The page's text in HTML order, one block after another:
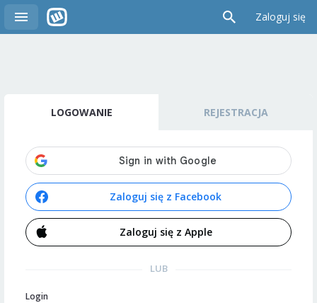
Zaloguj się
LOGOWANIE REJESTRACJA
Zaloguj się z Facebook
Zaloguj się z Apple
LUB
Login